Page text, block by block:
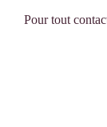
Pour tout